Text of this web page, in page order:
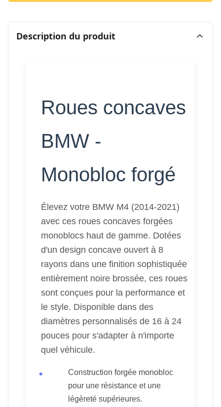
Description du produit
Roues concaves
BMW -
Monobloc forgé
Élevez votre BMW M4 (2014-2021)
avec ces roues concaves forgées
monoblocs haut de gamme. Dotées
d'un design concave ouvert à 8
rayons dans une finition sophistiquée
entièrement noire brossée, ces roues
sont conçues pour la performance et
le style. Disponible dans des
diamètres personnalisés de 16 à 24
pouces pour s'adapter à n'importe
quel véhicule.
Construction forgée monobloc
pour une résistance et une
légèreté supérieures.